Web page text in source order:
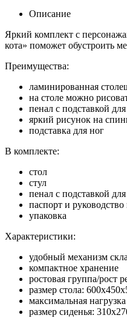
Описание
Яркий комплект с
кота» поможет обустроить
Преимущества:
ламинированная
на столе можно
пенал с подставкой
яркий рисунок на
подставка для ног
В комплекте:
стол
стул
пенал с подставкой
паспорт и
упаковка
Характеристики:
удобный механизм
компактное хранение
ростовая группа/рост
размер стола:
максимальная
размер сиденья: